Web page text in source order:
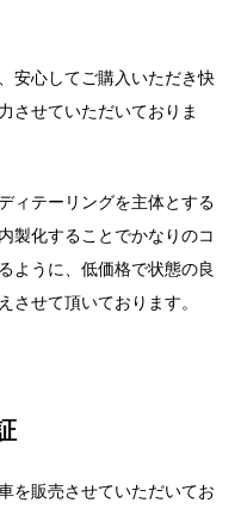
安心してご購入いただき快
させていただいておりま
ィテーリングを主体とする
製化することでかなりのコ
ように、低価格で状態の良
させて頂いております。
を販売させていただいてお